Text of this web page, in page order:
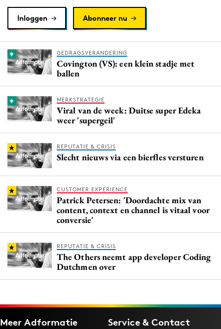
Reputatie & crisis
Inloggen Abonneer nu
GEDRAGSVERANDERING
Covington (VS): een klein stadje met
ballen
MERKSTRATEGIE
Viral van de week: Duitse super Edeka
weer 'supergeil'
REPUTATIE & CRISIS
Slecht nieuws via een bierfles versturen
CUSTOMER EXPERIENCE
Patrick Petersen: 'Doordachte mix van
content, context en channel is vitaal voor
conversie'
REPUTATIE & CRISIS
The Others neemt app developer Coding
Dutchmen over
Meer Adformatie Service & Contact